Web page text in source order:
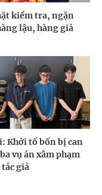
kiểm tra, ngặn
lậu, hàng giả
Khởi tố bốn bị can
vụ án xâm phạm
giả